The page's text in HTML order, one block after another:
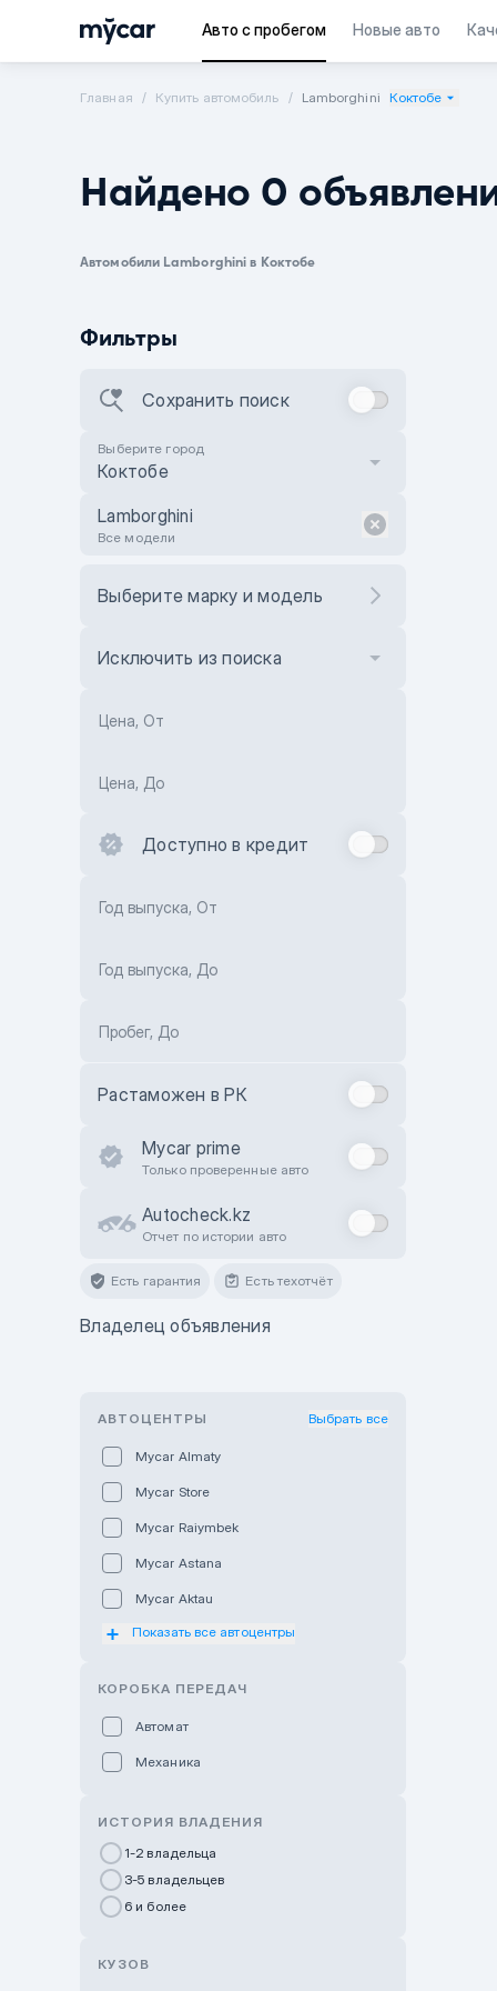
Авто с пробегом Новые авто
Главная Купить автомобиль Lamborghini Коктобе
Найдено 0
Автомобили Lamborghini в Коктобе
Фильтры
Сохранить поиск
Выберите город
Коктобе
Lamborghini
Все модели
Выберите марку и модель
Исключить из поиска
Цена, От
Цена, До
Доступно в кредит
Год выпуска, От
Год выпуска, До
Пробег, До
Растаможен в РК
Mycar prime
Только проверенные авто
Autocheck.kz
Отчет по истории авто
Есть гарантия Есть техотчёт
Владелец объявления
АВТОЦЕНТРЫ Выбрать все
Mycar Almaty
Mycar Store
Mycar Raiymbek
Mycar Astana
Mycar Aktau
Mycar Uralsk
GWM Nurly Zhol
Chery Astana
Показать все автоцентры
КОРОБКА ПЕРЕДАЧ
Автомат
Механика
ИСТОРИЯ ВЛАДЕНИЯ
1-2 владельца
3-5 владельцев
6 и более
КУЗОВ